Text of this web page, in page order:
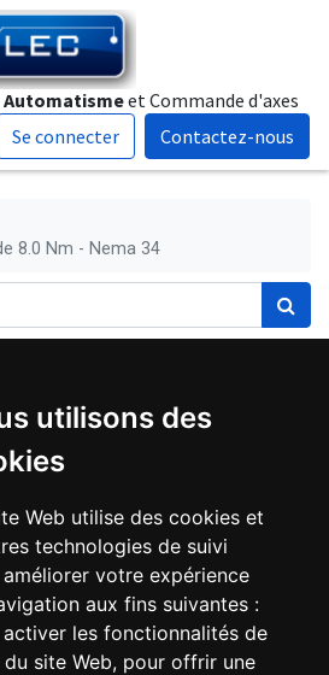
utilisons des
Web utilise des cookies et
technologies de suivi
votre expérience
aux fins suivantes :
les fonctionnalités de
du site Web, pour offrir une
Automatismeet Commande d'axes
Se connecter
Contactez-nous
8.0 Nm - Nema 34